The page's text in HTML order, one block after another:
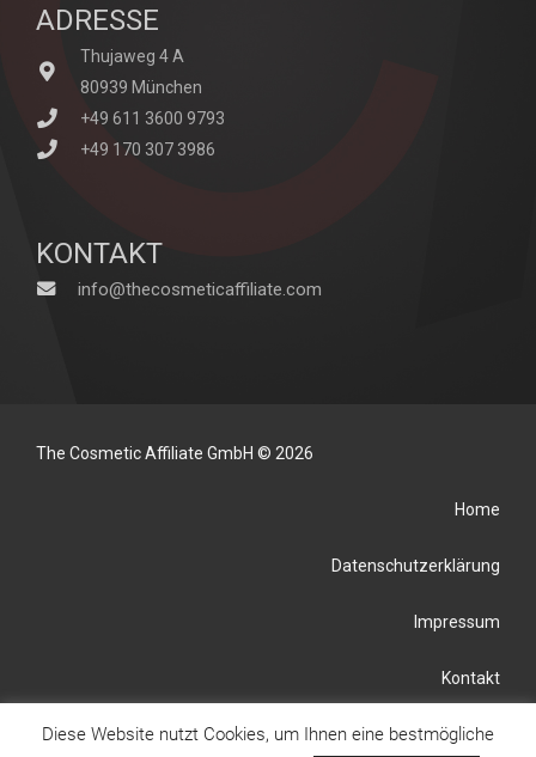
ADRESSE
Thujaweg 4 A
80939 München
+49 611 3600 9793
+49 170 307 3986
KONTAKT
info@thecosmeticaffiliate.com
The Cosmetic Affiliate GmbH © 2026
Home
Datenschutzerklärung
Impressum
Kontakt
Diese Website nutzt Cookies, um Ihnen eine bestmögliche